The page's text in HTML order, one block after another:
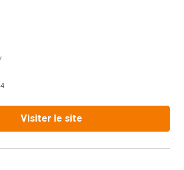
Visiter le site